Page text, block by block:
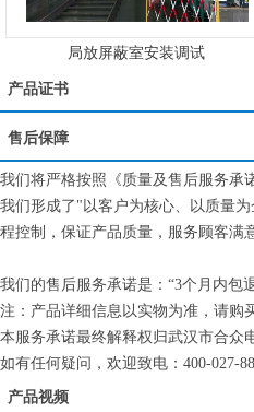
局放屏蔽室安装调试
产品证书
售后保障
我们将严格按照《质量及售后服务承
我们形成了"以客户为核心、以质量
程控制，保证产品质量，服务顾客满
我们的售后服务承诺是：“3个月内包
注：产品详细信息以实物为准，请购
本服务承诺最终解释权归武汉市合众
如有任何疑问，欢迎致电：400-027-
产品视频